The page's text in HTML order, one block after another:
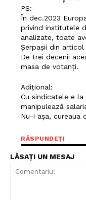
PS:
În dec.2023
privind institutele
analizate, toate
Șerpașii din
De trei decenii
masa de votanți.
Adițional:
Cu sindicatele e
manipulează
Nu-i așa, cureaua
RĂSPUNDEȚI
LĂSAȚI UN MESAJ